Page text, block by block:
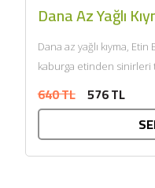
Dana Az Yağlı
Dana az yağlı kıyma, Etin
kaburga etinden sinirleri
640 TL 576 TL